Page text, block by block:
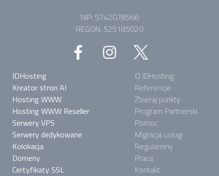
NIP: 5742078566
REGON: 525185020
IDHosting
Kreator stron AI
Hosting WWW
Hosting WWW Reseller
Serwery VPS
Serwery dedykowane
Kolokacja
Domeny
Certyfikaty SSL
O IDHosting
Referencje
Zbieraj punkty
Program Partnerski
Pomoc
Migracja usługi
Regulaminy
Praca
Kontakt